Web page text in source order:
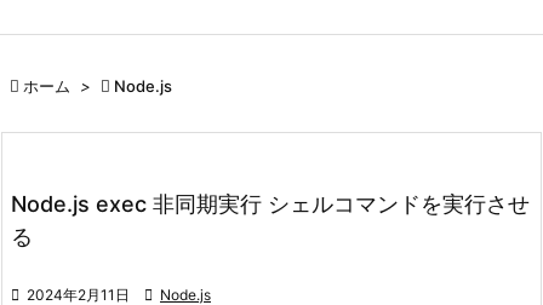
 ホーム >  Node.js
Node.js exec 非同期実行 シェルコマンドを実行させ
る
 2024年2月11日  Node.js